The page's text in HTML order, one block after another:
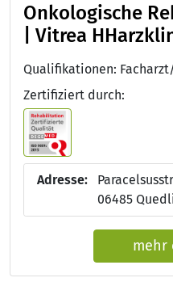
Onkologische
| Vitrea
Zertifiziert durch:
Adresse:
06485
mehr